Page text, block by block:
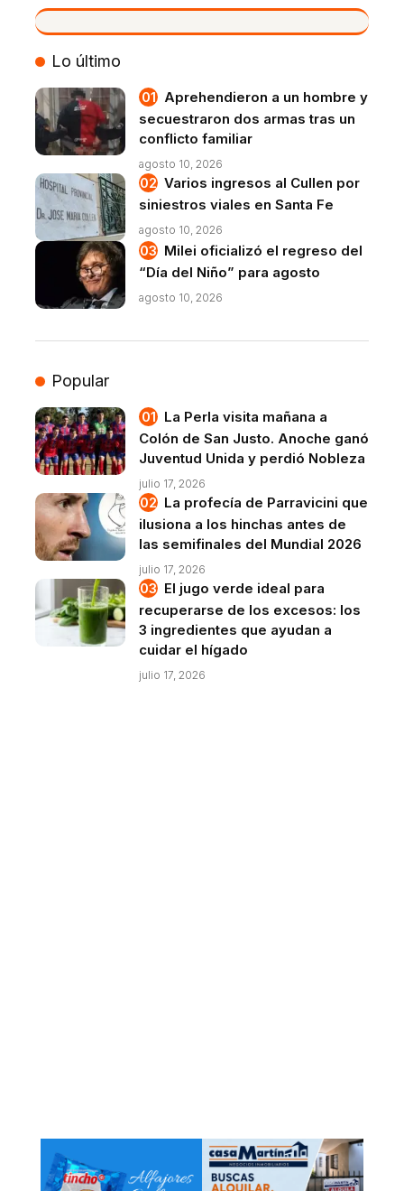
VIVO
Lo último
Aprehendieron a un hombre y
secuestraron dos armas tras un
conflicto familiar
agosto 10, 2026
Varios ingresos al Cullen por
siniestros viales en Santa Fe
agosto 10, 2026
Milei oficializó el regreso del
“Día del Niño” para agosto
agosto 10, 2026
Popular
La Perla visita mañana a
Colón de San Justo. Anoche ganó
Juventud Unida y perdió Nobleza
julio 17, 2026
La profecía de Parravicini que
ilusiona a los hinchas antes de
las semifinales del Mundial 2026
julio 17, 2026
El jugo verde ideal para
recuperarse de los excesos: los
3 ingredientes que ayudan a
cuidar el hígado
julio 17, 2026